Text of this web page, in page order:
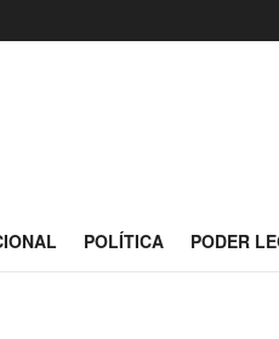
POLÍTICA PODER